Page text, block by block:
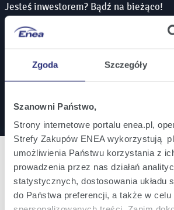
Zgoda Szczegóły
Szanowni Państwo,
Strony internetowe portalu enea.pl,
Strefy Zakupów ENEA wykorzystują
umożliwienia Państwu korzystania z
prowadzenia przez nas działań
statystycznych, dostosowania układu
do Państwa preferencji, a także w celu
Jesteś inwestorem? Bądź na bieżąco!
Zamów powiadomienia mailowe o
istotnych informacjach ważnych
Zapisz się
Oferta